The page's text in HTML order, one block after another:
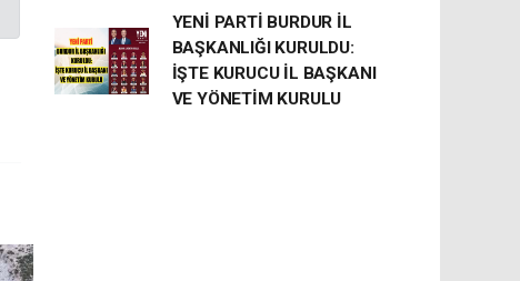
YENİ PARTİ BURDUR İL
BAŞKANLIĞI KURULDU:
İŞTE KURUCU İL BAŞKANI
VE YÖNETİM KURULU